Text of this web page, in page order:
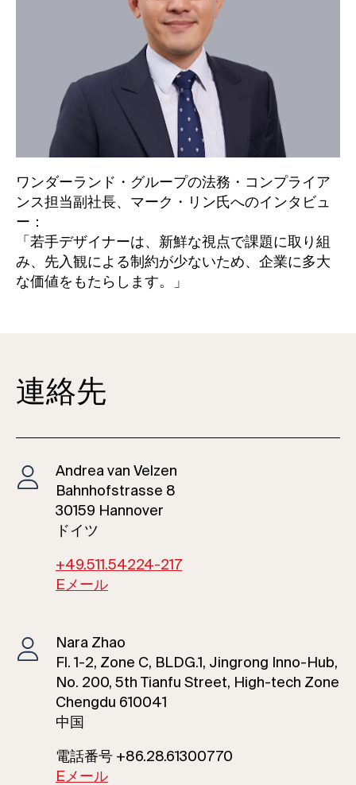
ワンダーランド・グループの法務・コンプライア
ンス担当副社長、マーク・リン氏へのインタビュ
ー：
「若手デザイナーは、新鮮な視点で課題に取り組
み、先入観による制約が少ないため、企業に多大
な価値をもたらします。」
連絡先
Andrea van Velzen
Bahnhofstrasse 8
30159 Hannover
ドイツ
+49.511.54224-217
Eメール
Nara Zhao
Fl. 1-2, Zone C, BLDG.1, Jingrong Inno-Hub,
No. 200, 5th Tianfu Street, High-tech Zone
Chengdu 610041
中国
電話番号 +86.28.61300770
Eメール